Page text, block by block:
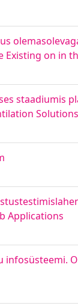
on in
staadiumis
Applications